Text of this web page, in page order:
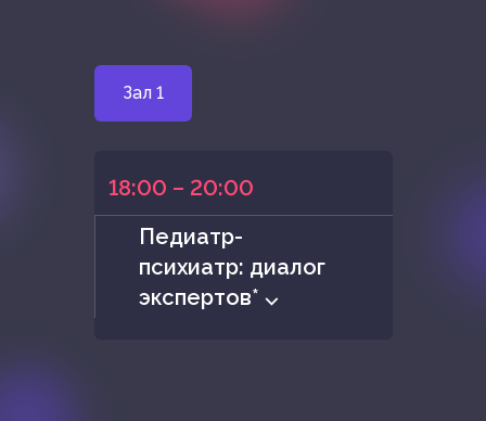
Зал 1
18:00 – 20:00
Педиатр-
психиатp: диалог
экспертов* ⌵